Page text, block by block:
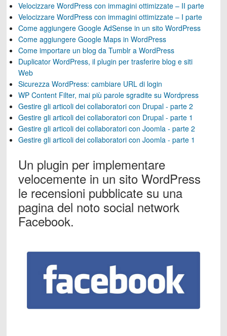
Velocizzare WordPress con immagini ottimizzate – II parte
Velocizzare WordPress con immagini ottimizzate – I parte
Come aggiungere Google AdSense in un sito WordPress
Come aggiungere Google Maps in WordPress
Come importare un blog da Tumblr a WordPress
Duplicator WordPress, il plugin per trasferire blog e siti
Web
Sicurezza WordPress: cambiare URL di login
WP Content Filter, mai più parole sgradite su Wordpress
Gestire gli articoli dei collaboratori con Drupal - parte 2
Gestire gli articoli dei collaboratori con Drupal - parte 1
Gestire gli articoli dei collaboratori con Joomla - parte 2
Gestire gli articoli dei collaboratori con Joomla - parte 1
Un plugin per implementare
velocemente in un sito WordPress
le recensioni pubblicate su una
pagina del noto social network
Facebook.